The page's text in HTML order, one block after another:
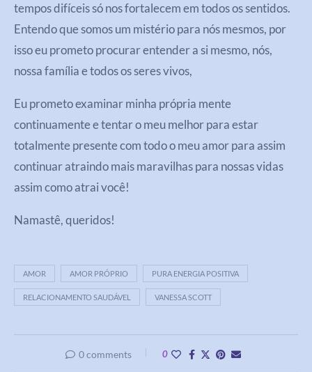
tempos difíceis só nos fortalecem em todos os sentidos.
Entendo que somos um mistério para nós mesmos, por
isso eu prometo procurar entender a si mesmo, nós,
nossa família e todos os seres vivos,
Eu prometo examinar minha própria mente
continuamente e tentar o meu melhor para estar
totalmente presente com todo o meu amor para assim
continuar atraindo mais maravilhas para nossas vidas
assim como atrai você!
Namastê, queridos!
AMOR AMOR PRÓPRIO PURA ENERGIA POSITIVA
RELACIONAMENTO SAUDÁVEL VANESSA SCOTT
0 comments 0